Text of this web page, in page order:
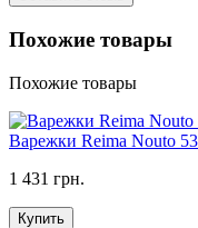
Похожие товары
Похожие товары
Варежки Reima Nouto
1 431 грн.
Купить